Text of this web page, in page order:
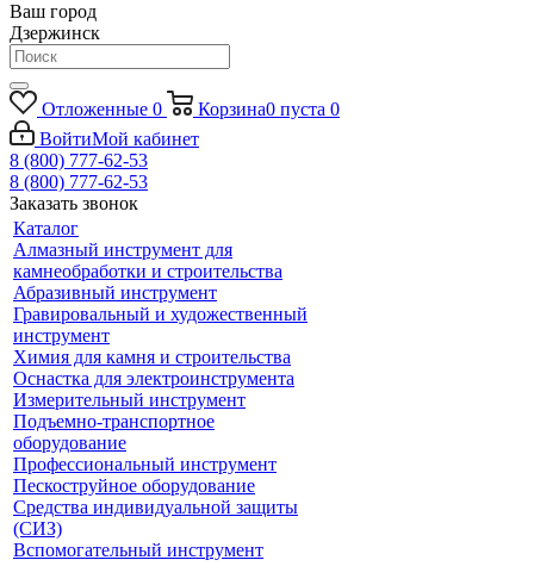
Ваш город
Дзержинск
Отложенные 0 Корзина0 пуста 0
ВойтиМой кабинет
8 (800) 777-62-53
8 (800) 777-62-53
Заказать звонок
Каталог
Алмазный инструмент для
камнеобработки и строительства
Абразивный инструмент
Гравировальный и художественный
инструмент
Химия для камня и строительства
Оснастка для электроинструмента
Измерительный инструмент
Подъемно-транспортное
оборудование
Профессиональный инструмент
Пескоструйное оборудование
Средства индивидуальной защиты
(СИЗ)
Вспомогательный инструмент